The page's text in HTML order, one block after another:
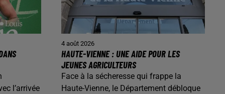
l’arrivée
4 août 2026
HAUTE-VIENNE : UNE AIDE POUR LES
JEUNES AGRICULTEURS
Face à la sécheresse qui frappe la
Haute-Vienne, le Département débloque